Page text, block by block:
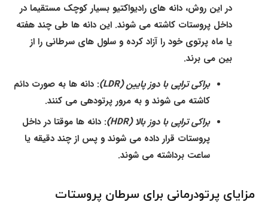
در این روش، دانه های رادیواکتیو بسیار کوچک مستقیما در
داخل پروستات کاشته می شوند. این دانه ها طی چند هفته
یا ماه پرتوی خود را آزاد کرده و سلول های سرطانی را از
بین می برند.
براکی تراپی با دوز پایین (LDR)
: دانه ها به صورت دائم
کاشته می شوند و به مرور پرتودهی می کنند.
براکی تراپی با دوز بالا (HDR)
: دانه ها موقتا در داخل
پروستات قرار داده می شوند و پس از چند دقیقه یا
ساعت برداشته می شوند.
مزایای پرتودرمانی برای سرطان پروستات